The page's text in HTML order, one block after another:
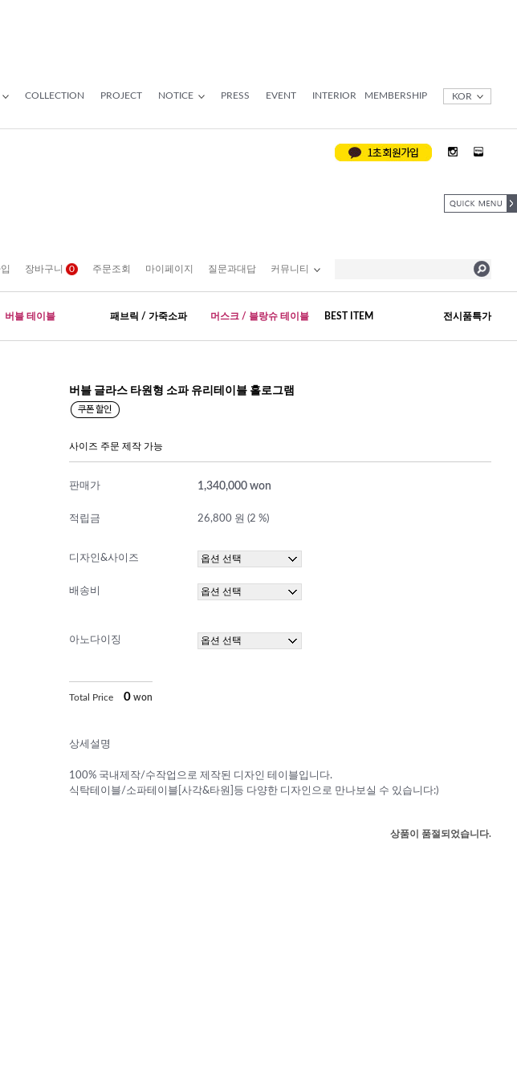
COLLECTION PROJECT NOTICE PRESS EVENT INTERIOR MEMBERSHIP KOR
장바구니 0 주문조회 마이페이지 질문과대답 커뮤니티
버블 테이블 패브릭 / 가죽소파 머스크 / 블랑슈 테이블 BEST ITEM 전시품특가
버블 글라스 타원형 소파 유리테이블 홀로그램
사이즈 주문 제작 가능
판매가 1,340,000 won
적립금 26,800 원 (2 %)
디자인&사이즈
배송비
아노다이징
Total Price 0 won
상세설명
100% 국내제작/수작업으로 제작된 디자인 테이블입니다.
식탁테이블/소파테이블[사각&타원]등 다양한 디자인으로 만나보실 수 있습니다:)
상품이 품절되었습니다.